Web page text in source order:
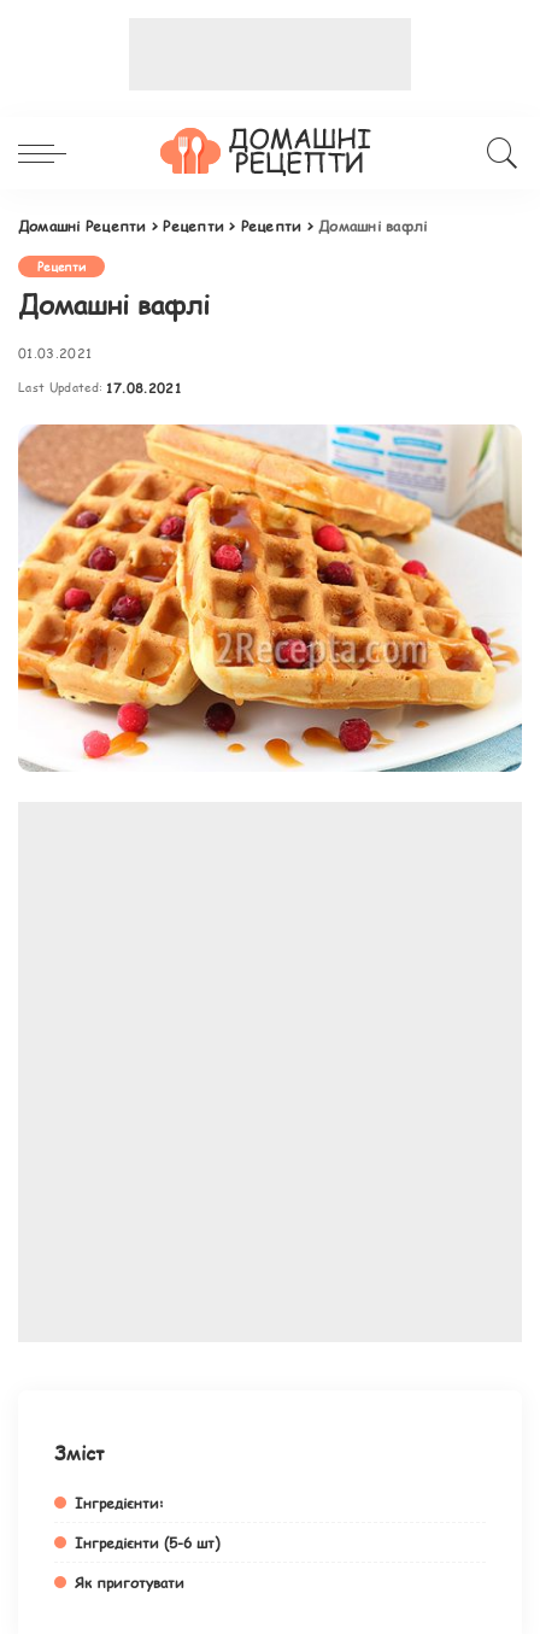
Домашні Рецепти >Рецепти > Рецепти > Домашні вафлі
Рецепти
Домашні вафлі
01.03.2021
Last Updated: 17.08.2021
Зміст
Інгредієнти:
Інгредієнти (5-6 шт)
Як приготувати